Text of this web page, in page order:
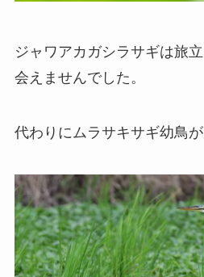
ジャワアカガシラサギは旅
会えませんでした。
代わりにムラサキサギ幼鳥が